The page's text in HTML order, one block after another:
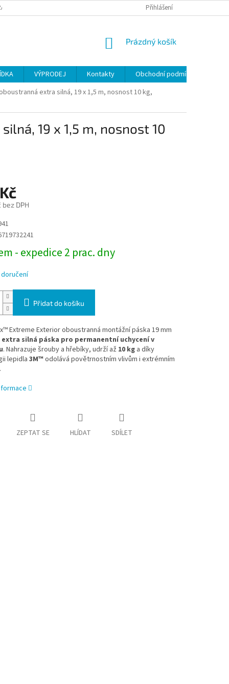
OSOBNÍCH ÚDAJŮ Přihlášení
NÁKUPNÍ
Prázdný košík
VÝPRODEJ Kontakty
Obchodní podmínky
extra silná, 19 x 1,5 m, nosnost 10 kg,
19 x 1,5 m, nosnost 10
bez DPH
- expedice 2 prac. dny
Přidat do košíku
Extreme Exterior oboustranná montážní páska 19 mm
extra silná páska pro permanentní uchycení v
. Nahrazuje šrouby a hřebíky, udrží až 10 kga díky
lepidla 3M™ odolává povětrnostním vlivům i extrémním
ZEPTAT SE HLÍDAT SDÍLET